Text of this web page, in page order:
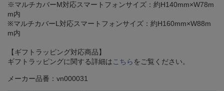
※マルチカバーM対応スマートフォンサイズ：約H140mm×W78m
m内
※マルチカバーL対応スマートフォンサイズ：約H160mm×W88m
m内
【ギフトラッピング対応商品】
ギフトラッピングに関する詳細は こちら をご覧ください。
メーカー品番：vn000031